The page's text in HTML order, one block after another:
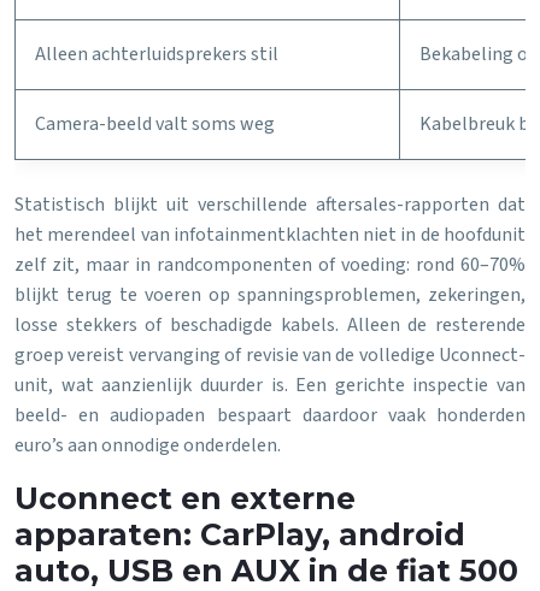
Alleen achterluidsprekers stil Bekabeling
Camera-beeld valt soms weg Kabelbreuk
Statistisch blijkt uit verschillende aftersales-rapporten dat
het merendeel van infotainmentklachten niet in de hoofdunit
zelf zit, maar in randcomponenten of voeding: rond 60–70%
blijkt terug te voeren op spanningsproblemen, zekeringen,
losse stekkers of beschadigde kabels. Alleen de resterende
groep vereist vervanging of revisie van de volledige Uconnect-
unit, wat aanzienlijk duurder is. Een gerichte inspectie van
beeld- en audiopaden bespaart daardoor vaak honderden
euro’s aan onnodige onderdelen.
Uconnect en externe
apparaten: CarPlay, android
auto, USB en AUX in de fiat 500